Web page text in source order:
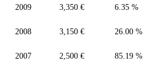
2009 3,350 € 6.35 %
2008 3,150 € 26.00 %
2007 2,500 € 85.19 %